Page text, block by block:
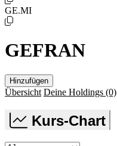
GE.MI
GEFRAN
Hinzufügen
Übersicht Deine Holdings (0)
Kurs-Chart